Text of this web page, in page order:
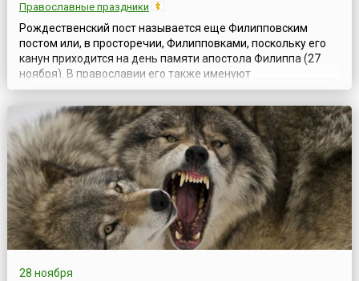
Православные праздники
Рождественский пост называется еще Филипповским
постом или, в просторечии, Филипповками, поскольку его
канун приходится на день памяти апостола Филиппа (27
ноября). В православии его также именуют
Четыредесятницей, поскольку пост, установленный в честь
Рождества Христова, длится 40 дней — до самого кануна
светлого праздника.Рождественский пост, вероятно,
появился на самой заре христианства. По...
28 ноября